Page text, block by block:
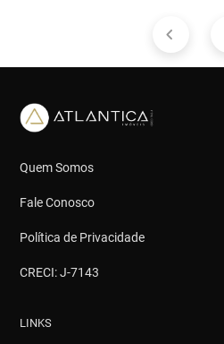
Quem Somos
Fale Conosco
Política de Privacidade
CRECI: J-7143
LINKS